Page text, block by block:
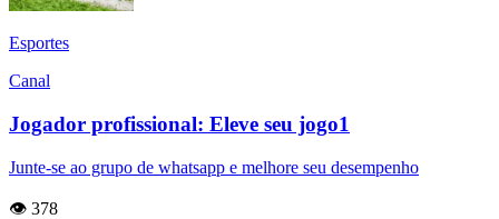
Esportes
Canal
Jogador profissional: Eleve seu jogo1
Junte-se ao grupo de whatsapp e melhore seu desempenho
👁️ 378